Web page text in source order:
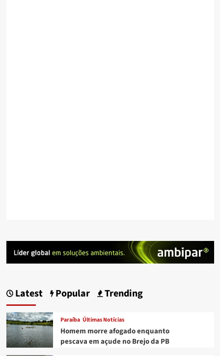
Latest Popular Trending
Paraíba Últimas Notícias
Homem morre afogado enquanto
pescava em açude no Brejo da PB